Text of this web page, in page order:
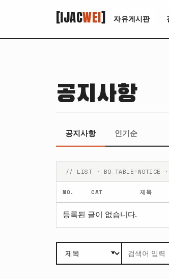
[IJACWEI] 자유게시판
공지사항
공지사항 인기순
// LIST · BO_TABLE=NOTICE
NO. CAT 제목
등록된 글이 없습니다.